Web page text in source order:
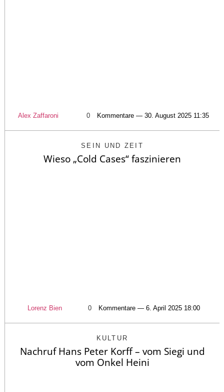
Alex Zaffaroni 0 Kommentare — 30. August 2025 11:35
SEIN UND ZEIT
Wieso „Cold Cases“ faszinieren
Lorenz Bien 0 Kommentare — 6. April 2025 18:00
KULTUR
Nachruf Hans Peter Korff – vom Siegi und
vom Onkel Heini